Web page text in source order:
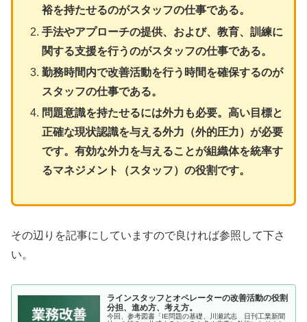
裕を持たせるのがスタッフの仕事である。
手法やアプローチの提供、および、教育、訓練に
関する支援を行うのがスタッフの仕事である。
勤務時間内で改善活動を行う時間を確保するのが
スタッフの仕事である。
問題意識を持たせるには外力も必要。高い目標と
正確な現状認識を与える外力（外的圧力）が必要
です。有効な外力を与えることが組織体を統率す
るマネジメント（スタッフ）の役割です。
その辺りを記事にしていますので良ければ参照して下さ
い。
ラインスタッフとオペレーターの改善活動の役割
分担、進め方、考え方。
今回、参考図書「IE問題の基礎、川瀬武志 日刊工業新聞